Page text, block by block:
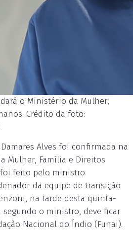
o Ministério da Mulher,
Crédito da foto:
Alves foi confirmada na
Mulher, Família e Direitos
feito pelo ministro
da equipe de transição
na tarde desta quinta-
segundo o ministro, deve ficar
Nacional do Índio (Funai).